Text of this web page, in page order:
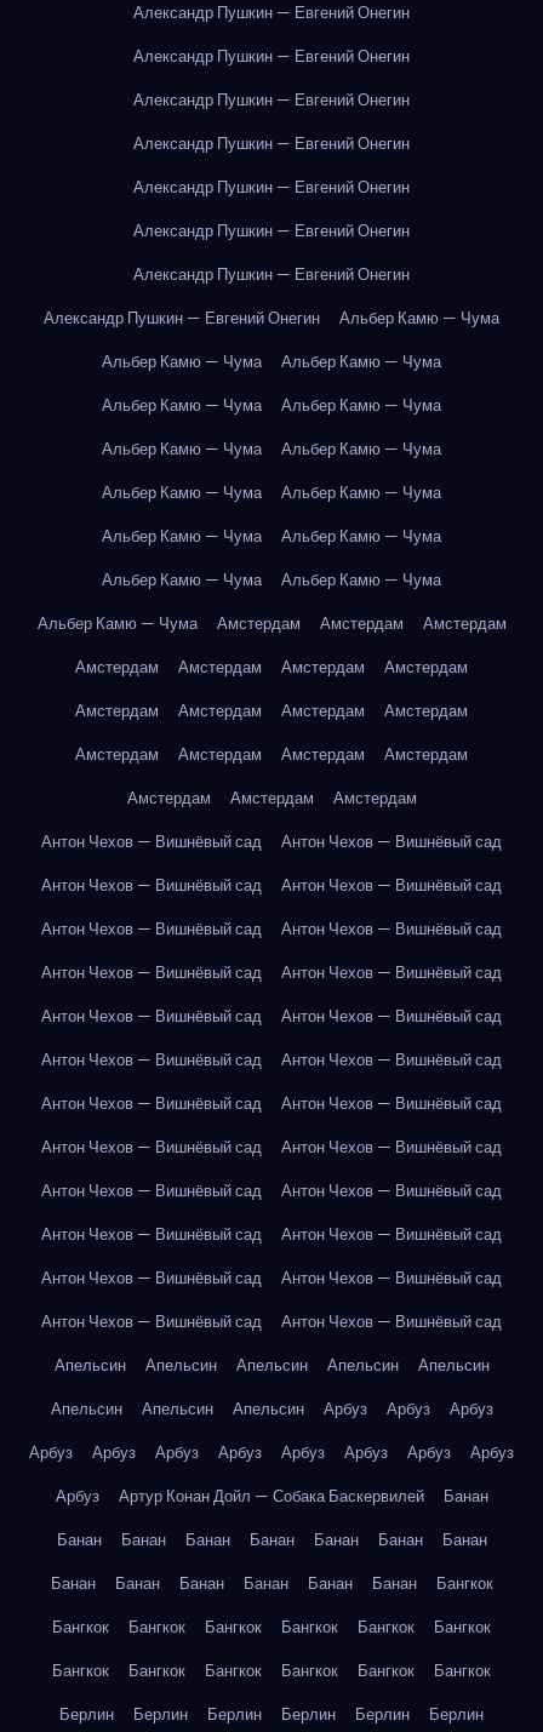
Александр Пушкин — Евгений Онегин
Александр Пушкин — Евгений Онегин
Александр Пушкин — Евгений Онегин
Александр Пушкин — Евгений Онегин
Александр Пушкин — Евгений Онегин
Александр Пушкин — Евгений Онегин
Александр Пушкин — Евгений Онегин
Александр Пушкин — Евгений Онегин
Альбер Камю — Чума
Альбер Камю — Чума
Альбер Камю — Чума
Альбер Камю — Чума
Альбер Камю — Чума
Альбер Камю — Чума
Альбер Камю — Чума
Альбер Камю — Чума
Альбер Камю — Чума
Альбер Камю — Чума
Альбер Камю — Чума
Альбер Камю — Чума
Альбер Камю — Чума
Альбер Камю — Чума
Амстердам Амстердам
Амстердам
Амстердам
Амстердам Амстердам
Амстердам
Амстердам
Амстердам Амстердам
Амстердам
Амстердам
Амстердам Амстердам
Амстердам
Амстердам
Амстердам
Амстердам
Антон Чехов — Вишнёвый сад
Антон Чехов — Вишнёвый сад
Антон Чехов — Вишнёвый сад
Антон Чехов — Вишнёвый сад
Антон Чехов — Вишнёвый сад
Антон Чехов — Вишнёвый сад
Антон Чехов — Вишнёвый сад
Антон Чехов — Вишнёвый сад
Антон Чехов — Вишнёвый сад
Антон Чехов — Вишнёвый сад
Антон Чехов — Вишнёвый сад
Антон Чехов — Вишнёвый сад
Антон Чехов — Вишнёвый сад
Антон Чехов — Вишнёвый сад
Антон Чехов — Вишнёвый сад
Антон Чехов — Вишнёвый сад
Антон Чехов — Вишнёвый сад
Антон Чехов — Вишнёвый сад
Антон Чехов — Вишнёвый сад
Антон Чехов — Вишнёвый сад
Антон Чехов — Вишнёвый сад
Антон Чехов — Вишнёвый сад
Антон Чехов — Вишнёвый сад
Антон Чехов — Вишнёвый сад
Апельсин
Апельсин Апельсин Апельсин
Апельсин
Апельсин
Апельсин Апельсин Арбуз Арбуз
Арбуз
Арбуз
Арбуз Арбуз Арбуз Арбуз Арбуз Арбуз
Арбуз
Арбуз
Артур Конан Дойл — Собака Баскервилей
Банан
Банан
Банан Банан Банан Банан Банан
Банан
Банан
Банан Банан Банан Банан Банан
Бангкок
Бангкок
Бангкок Бангкок Бангкок Бангкок
Бангкок
Бангкок
Бангкок Бангкок Бангкок Бангкок
Бангкок
Берлин
Берлин Берлин Берлин Берлин Берлин